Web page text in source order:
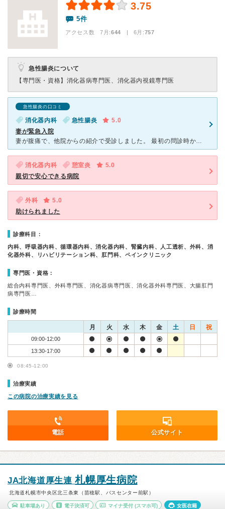
3.75
5件
アクセス数 7月:644 | 6月:757
急性腸炎について
【専門医・資格】 消化器病専門医、消化器内視鏡専門医
急性腸炎の口コミ
消化器内科 急性腸炎
5.0
妻が緊急入院
妻が腹痛で、他院からの紹介で受診しました。 最初の問診時から看護師さんが親切で、こちらからの症状の説明も、親身になって 聞いて下さり、今後の検査の内容や入院の事等、丁寧に説明して頂きました。 検
消化器内科 憩室炎
5.0
親切で安心できる病院
外科
5.0
助けられました
診療科目：
内科、呼吸器内科、循環器内科、消化器内科、腎臓内科、人工透析、外科、消
化器外科、リハビリテーション科、肛門科、ペインクリニック
専門医・資格：
総合内科専門医、外科専門医、消化器病専門医、消化器外科専門医、大腸肛門
病専門医…
診療時間
月 火 水 木 金 土 日 祝
09:00-12:00
13:30-17:00
08:45-12:00
治療実績
この病院の治療実績を見る
電話 公式サイト
JA北海道厚生連札幌厚生病院
北海道札幌市中央区北三条東（苗穂駅、バスセンター前駅）
駐車場あり 電子決済可 マイナ受付 (スマホ可) 女医在籍